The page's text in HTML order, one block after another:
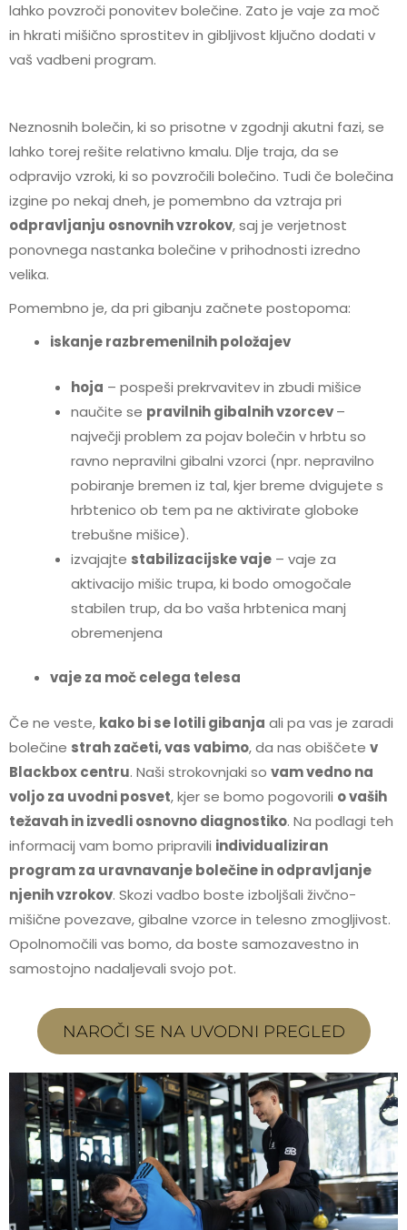
lahko povzroči ponovitev bolečine. Zato je vaje za moč
in hkrati mišično sprostitev in gibljivost ključno dodati v
vaš vadbeni program.
Neznosnih bolečin, ki so prisotne v zgodnji akutni fazi, se
lahko torej rešite relativno kmalu. Dlje traja, da se
odpravijo vzroki, ki so povzročili bolečino. Tudi če bolečina
izgine po nekaj dneh, je pomembno da vztraja pri
odpravljanju osnovnih vzrokov, saj je verjetnost
ponovnega nastanka bolečine v prihodnosti izredno
velika.
Pomembno je, da pri gibanju začnete postopoma:
iskanje razbremenilnih položajev
hoja – pospeši prekrvavitev in zbudi mišice
naučite se pravilnih gibalnih vzorcev–
največji problem za pojav bolečin v hrbtu so
ravno nepravilni gibalni vzorci (npr. nepravilno
pobiranje bremen iz tal, kjer breme dvigujete s
hrbtenico ob tem pa ne aktivirate globoke
trebušne mišice).
izvajajte stabilizacijske vaje– vaje za
aktivacijo mišic trupa, ki bodo omogočale
stabilen trup, da bo vaša hrbtenica manj
obremenjena
vaje za moč celega telesa
Če ne veste, kako bi se lotili gibanja ali pa vas je zaradi
bolečine strah začeti, vas vabimo, da nas obiščete v
Blackbox centru. Naši strokovnjaki so vam vedno na
voljo za uvodni posvet, kjer se bomo pogovorili o vaših
težavah in izvedli osnovno diagnostiko. Na podlagi teh
informacij vam bomo pripravili individualiziran
program za uravnavanje bolečine in odpravljanje
njenih vzrokov. Skozi vadbo boste izboljšali živčno-
mišične povezave, gibalne vzorce in telesno zmogljivost.
Opolnomočili vas bomo, da boste samozavestno in
samostojno nadaljevali svojo pot.
NAROČI SE NA UVODNI PREGLED